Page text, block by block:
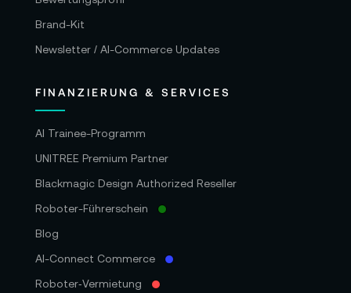
Brand-Kit
Newsletter / AI-Commerce Updates
FINANZIERUNG & SERVICES
AI Trainee-Programm
UNITREE Premium Partner
Blackmagic Design Authorized Reseller
Roboter-Führerschein
Blog
AI-Connect Commerce
Roboter‑Vermietung